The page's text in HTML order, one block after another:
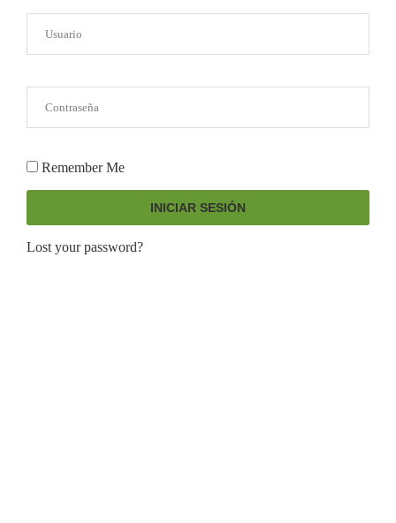
Remember Me
INICIAR SESIÓN
Lost your password?